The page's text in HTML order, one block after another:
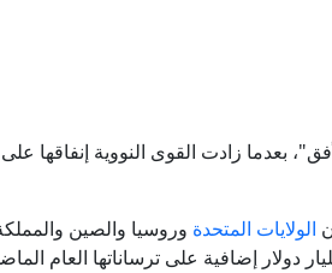
الثوري حسم اتفاق الملاحة في هرمز؟
تحقيقات أوروبية تبحث عن أدلة بعد
الولايات المتحدة وروسيا والصين